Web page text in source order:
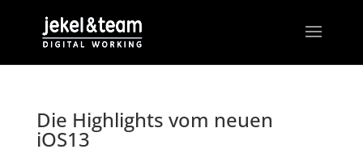
Die Highlights vom neuen
iOS13